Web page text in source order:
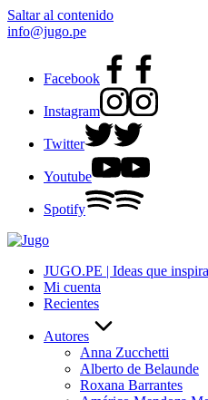
Saltar al contenido
info@jugo.pe
Facebook
Instagram
Twitter
Youtube
Spotify
JUGO.PE | Ideas que
Mi cuenta
Recientes
Autores
Anna Zucchetti
Alberto de Belaunde
Roxana Barrantes